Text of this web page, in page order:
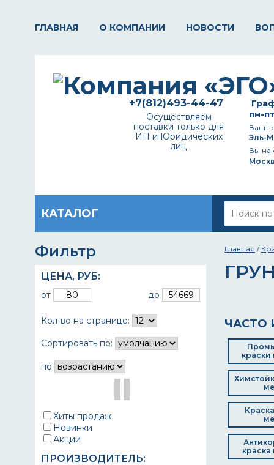
ГЛАВНАЯ О КОМПАНИИ НОВОСТИ
пн-
Ваш
Эль-
Вы на
+7(812)493-44-47
Осуществляем
поставки только для
ИП и Юридических
лиц
КАТАЛОГ
Фильтр
ЦЕНА, РУБ:
от до
Кол-во на странице:
Сортировать по:
по
Хиты продаж
Новинки
Акции
ПРОИЗВОДИТЕЛЬ:
Главная /
ЧАСТО
краски
краска